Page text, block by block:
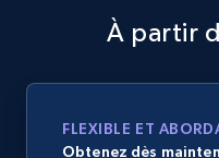
À partir
FLEXIBLE ET
Obtenez dès